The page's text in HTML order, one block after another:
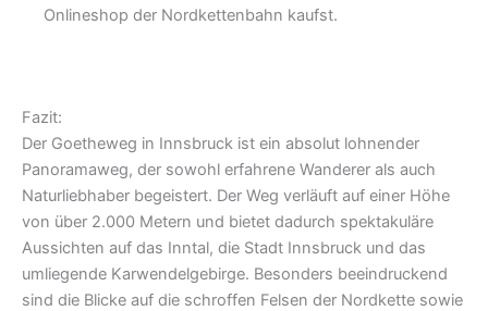
Onlineshop der Nordkettenbahn kaufst.
Fazit:
Der Goetheweg in Innsbruck ist ein absolut lohnender
Panoramaweg, der sowohl erfahrene Wanderer als auch
Naturliebhaber begeistert. Der Weg verläuft auf einer Höhe
von über 2.000 Metern und bietet dadurch spektakuläre
Aussichten auf das Inntal, die Stadt Innsbruck und das
umliegende Karwendelgebirge. Besonders beeindruckend
sind die Blicke auf die schroffen Felsen der Nordkette sowie